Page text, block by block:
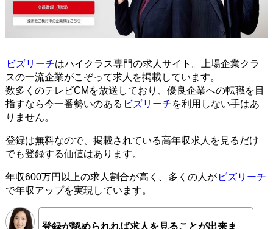
ビズリーチはハイクラス専門の求人サイト。上場企業クラ
スの一流企業がこぞって求人を掲載しています。
数多くのテレビCMを放送しており、優良企業への転職を目
指すなら今一番勢いのある ビズリーチを利用しない手はあ
りません。
登録は無料なので、掲載されている高年収求人を見るだけ
でも登録する価値はあります。
年収600万円以上の求人割合が高く、多くの人が ビズリーチ
で年収アップを実現しています。
登録が認められれば求人を見ることが出来ま